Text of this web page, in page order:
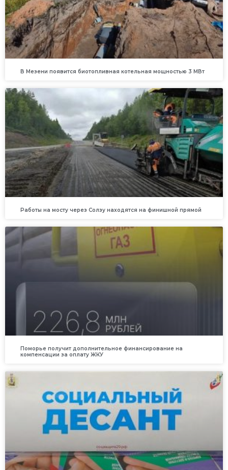
В Мезени появится биотопливная котельная мощностью 3 МВт
Работы на мосту через Солзу находятся на финишной прямой
Поморье получит дополнительное финансирование на
компенсации за оплату ЖКУ